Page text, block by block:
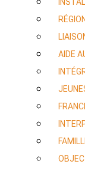
AIDE